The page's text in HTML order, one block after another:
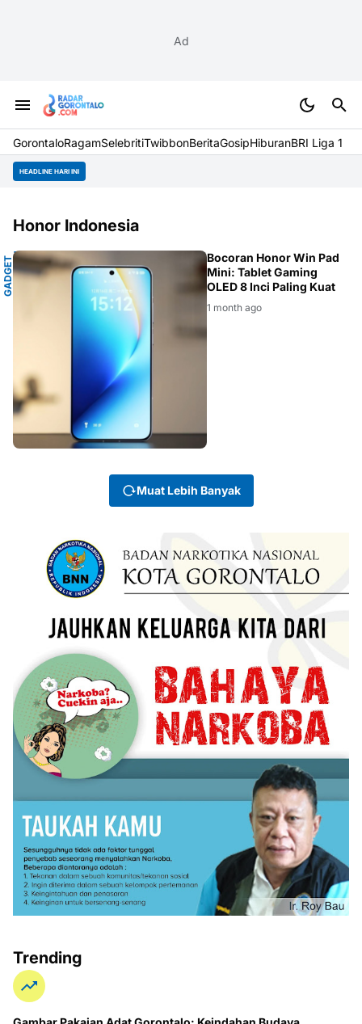
Ad
GorontaloRagamSelebritiTwibbonBeritaGosipHiburanBRI Liga 1
HEADLINE HARI INI
Honor Indonesia
G
A
D
G
E
T
T
E
R
B
A
RU
Bocoran Honor Win Pad
Mini: Tablet Gaming
OLED 8 Inci Paling Kuat
1 month ago
Muat Lebih Banyak
Trending